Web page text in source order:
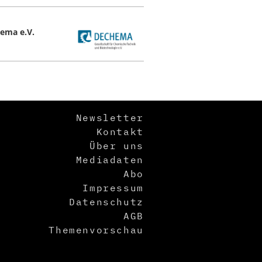
e.V.
Newsletter
Kontakt
Über uns
Mediadaten
Abo
Impressum
Datenschutz
AGB
Themenvorschau